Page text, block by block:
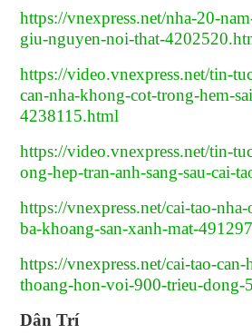
https://vnexpress.net/nha-20-
giu-nguyen-noi-that-
https://video.vnexpress.net/tin-
can-nha-khong-cot-trong-hem-
4238115.html
https://video.vnexpress.net/tin-
ong-hep-tran-anh-sang-sau-cai-
https://vnexpress.net/cai-tao-
ba-khoang-san-xanh-mat-
https://vnexpress.net/cai-tao-
thoang-hon-voi-900-trieu-dong-
Dân Trí